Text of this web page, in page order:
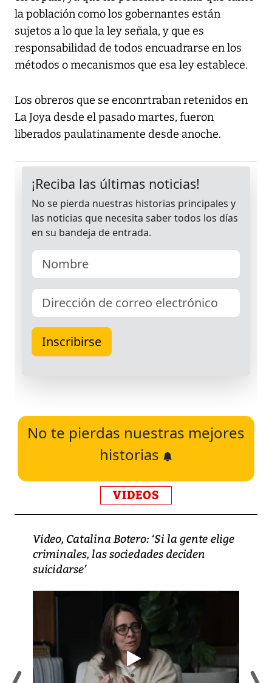
la población como los gobernantes están
sujetos a lo que la ley señala, y que es
responsabilidad de todos encuadrarse en los
métodos o mecanismos que esa ley establece.
Los obreros que se enconrtraban retenidos en
La Joya desde el pasado martes, fueron
liberados paulatinamente desde anoche.
No te pierdas nuestras mejores
historias
VIDEOS
Video, Catalina Botero: ‘Si la gente elige
criminales, las sociedades deciden
suicidarse’